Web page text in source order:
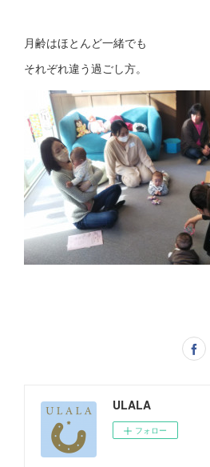
月齢はほとんど一緒でも
それぞれ違う過ごし方。
ULALA
フォロー